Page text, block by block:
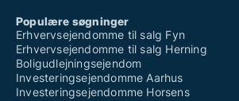
Populære søgninger
Erhvervsejendomme til salg Fyn
Erhvervsejendomme til salg Herning
Boligudlejningsejendom
Investeringsejendomme Aarhus
Investeringsejendomme Horsens